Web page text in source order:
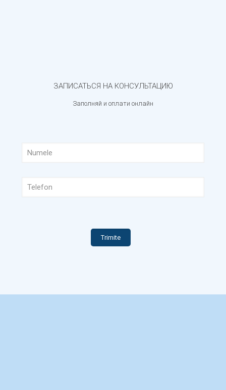
ЗАПИСАТЬСЯ НА КОНСУЛЬТАЦИЮ
Заполняй и оплати онлайн